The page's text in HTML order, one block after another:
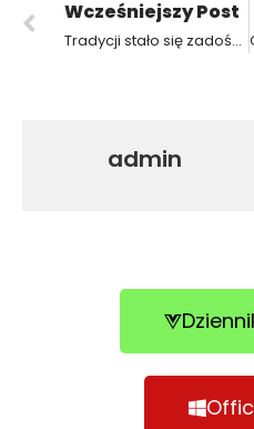
Wcześniejszy Post
Tradycji stało się zadość w ZSP3 – przepyszne rogale na św. Marcina!
admin